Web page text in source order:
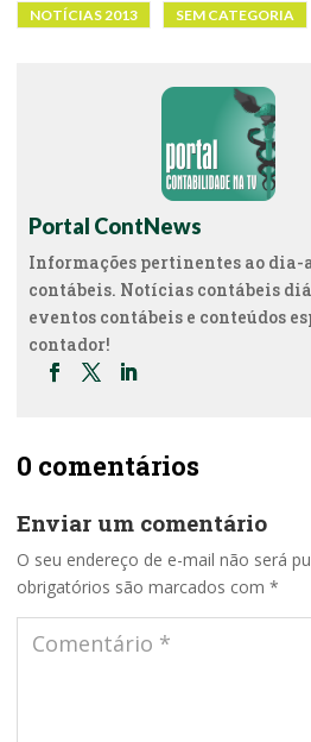
NOTÍCIAS 2013 SEM CATEGORIA
Portal ContNews
Informações pertinentes ao
contábeis. Notícias contábeis
eventos contábeis e conteúdos
contador!
0 comentários
Enviar um comentário
O seu endereço de e-mail não será
obrigatórios são marcados com *